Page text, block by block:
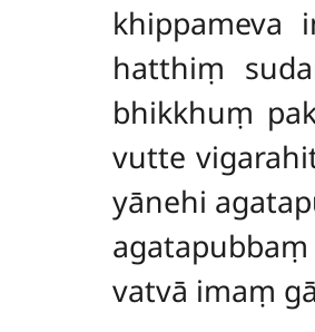
khippameva
hatthiṃ
bhikkhuṃ
vutte
yānehi
vatvā imaṃ